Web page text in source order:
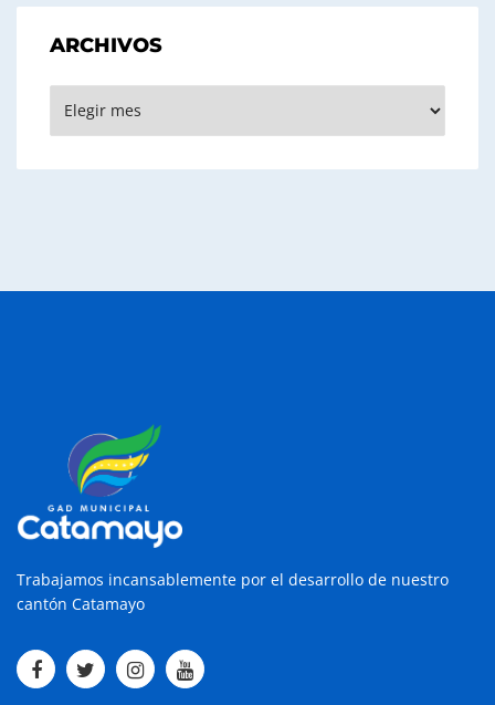
ARCHIVOS
Trabajamos incansablemente por el desarrollo de nuestro
cantón Catamayo